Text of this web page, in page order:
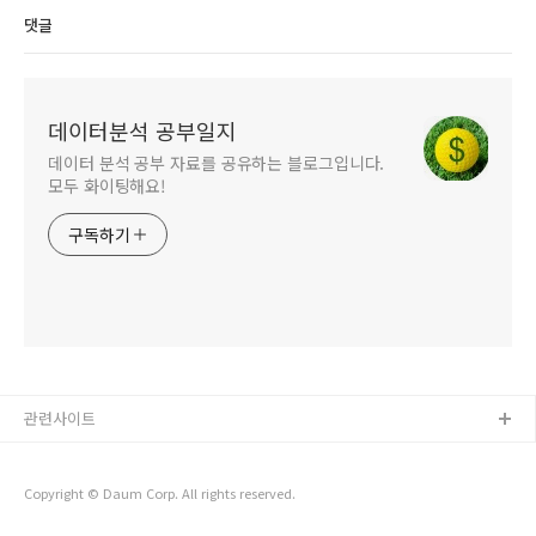
댓글
데이터분석 공부일지
데이터 분석 공부 자료를 공유하는 블로그입니다.
모두 화이팅해요!
구독하기
Copyright © Daum Corp. All rights reserved.
관련사이트